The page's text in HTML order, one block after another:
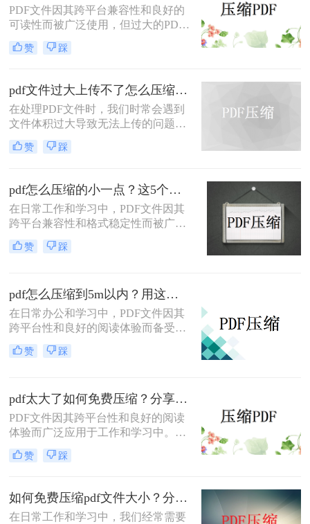
PDF文件因其跨平台兼容性和良好的
可读性而被广泛使用，但过大的PDF
文件可能会给存储和传输带来不便。
那么如何压缩pdf呢？本文将介绍四种
赞 踩
pdf文件过大上传不了怎么压缩变小？两种压缩方法帮你轻松解决！
在处理PDF文件时，我们时常会遇到
文件体积过大导致无法上传的问题。
那么pdf文件过大上传不了怎么压缩变
小呢？为了帮助大家解决这一困扰，
法。
赞 踩
pdf怎么压缩的小一点？这5个方法轻松搞定！
在日常工作和学习中，PDF文件因其
跨平台兼容性和格式稳定性而被广泛
使用。然而，有时候PDF文件的体积
过大，不仅占用大量存储空间，还会
有效的方法，帮助用户轻松压缩PDF
文件，提高工作效率。
赞 踩
pdf怎么压缩到5m以内？用这二种压缩方法！
在日常办公和学习中，PDF文件因其
跨平台性和良好的阅读体验而备受欢
迎。然而，有时PDF文件过大，不仅
占用存储空间，还会影响传输速度。
的方法。
赞 踩
pdf太大了如何免费压缩？分享二种压缩方法！
PDF文件因其跨平台性和良好的阅读
体验而广泛应用于工作和学习中。然
而，有时PDF文件体积过大，不仅占
用存储空间，还会影响传输速度。那
介绍两种免费压缩PDF文件的方法。
赞 踩
如何免费压缩pdf文件大小？分享二个实用压缩方法！
在日常工作和学习中，我们经常需要